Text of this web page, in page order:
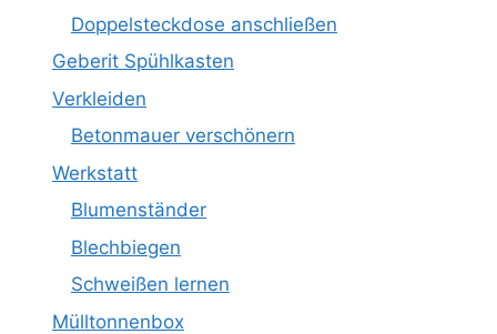
Doppelsteckdose anschließen
Geberit Spühlkasten
Verkleiden
Betonmauer verschönern
Werkstatt
Blumenständer
Blechbiegen
Schweißen lernen
Mülltonnenbox